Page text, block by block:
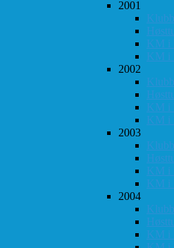
2001
KM i
KM i
2002
KM i
KM i
2003
KM i
KM i
2004
KM i